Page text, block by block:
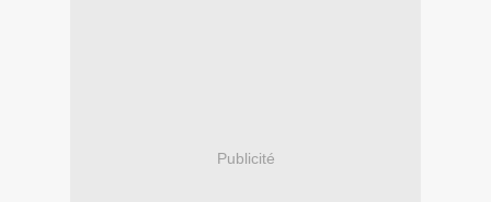
Publicité